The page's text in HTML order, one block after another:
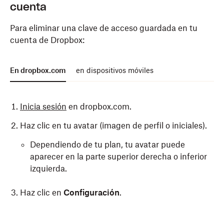
cuenta
Para eliminar una clave de acceso guardada en tu
cuenta de Dropbox:
En dropbox.com en dispositivos móviles
Inicia sesión en dropbox.com.
Haz clic en tu avatar (imagen de perfil o iniciales).
Dependiendo de tu plan, tu avatar puede
aparecer en la parte superior derecha o inferior
izquierda.
Haz clic en Configuración.